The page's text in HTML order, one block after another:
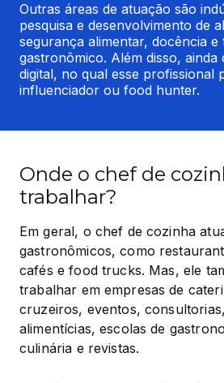
Outras áreas de atuação são
pesquisa e desenvolvimento de
segurança alimentar, docência e
gastronômico. Além disso,
digital, no qual esse profissional
influenciador ou food hunter.
Onde o chef de
trabalhar?
Em geral, o chef de cozinha
gastronômicos, como
cafés e food trucks. Mas, ele
trabalhar em empresas de
cruzeiros, eventos,
alimentícias, escolas de
culinária e revistas.